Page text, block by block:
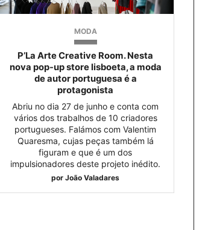
MODA
P’La Arte Creative Room. Nesta
nova pop-up store lisboeta, a moda
de autor portuguesa é a
protagonista
Abriu no dia 27 de junho e conta com
vários dos trabalhos de 10 criadores
portugueses. Falámos com Valentim
Quaresma, cujas peças também lá
figuram e que é um dos
impulsionadores deste projeto inédito.
por João Valadares